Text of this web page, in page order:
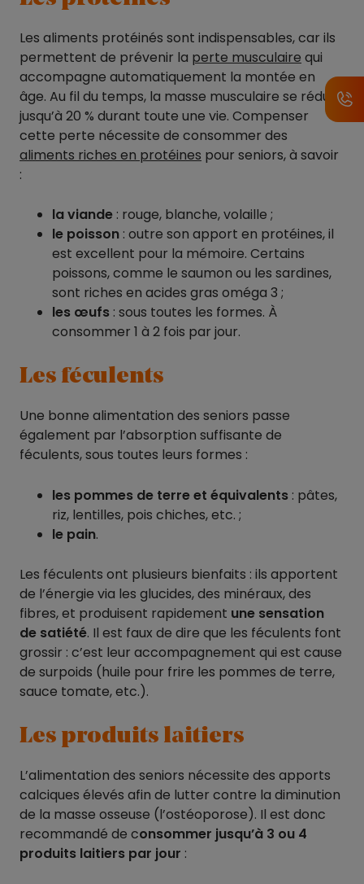
Les aliments protéinés sont indispensables, car ils
permettent de prévenir la perte musculaire qui
accompagne automatiquement la montée en
âge. Au fil du temps, la masse musculaire se réduit :
jusqu’à 20 % durant toute une vie. Compenser
cette perte nécessite de consommer des
aliments riches en protéines pour seniors, à savoir
:
la viande : rouge, blanche, volaille ;
le poisson : outre son apport en protéines, il
est excellent pour la mémoire. Certains
poissons, comme le saumon ou les sardines,
sont riches en acides gras oméga 3 ;
les œufs : sous toutes les formes. À
consommer 1 à 2 fois par jour.
Les féculents
Une bonne alimentation des seniors passe
également par l’absorption suffisante de
féculents, sous toutes leurs formes :
les pommes de terre et équivalents : pâtes,
riz, lentilles, pois chiches, etc. ;
le pain.
Les féculents ont plusieurs bienfaits : ils apportent
de l’énergie via les glucides, des minéraux, des
fibres, et produisent rapidement une sensation
de satiété. Il est faux de dire que les féculents font
grossir : c’est leur accompagnement qui est cause
de surpoids (huile pour frire les pommes de terre,
sauce tomate, etc.).
Les produits laitiers
L’alimentation des seniors nécessite des apports
calciques élevés afin de lutter contre la diminution
de la masse osseuse (l’ostéoporose). Il est donc
recommandé de consommer jusqu’à 3 ou 4
produits laitiers par jour :